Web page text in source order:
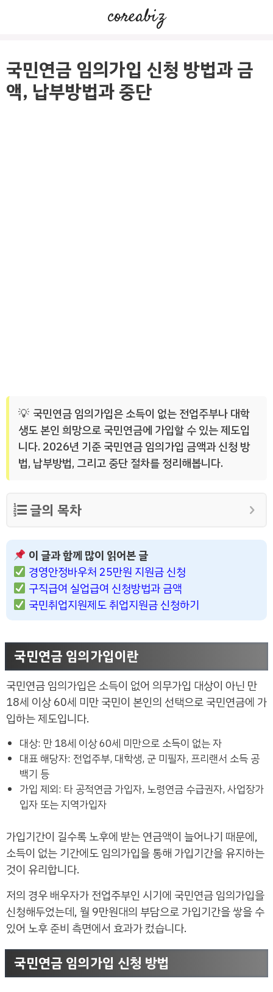
너
coreabiz
국민연금 임의가입 신청 방법과 금
액, 납부방법과 중단
국민연금 임의가입은 소득이 없는 전업주부나 대학
생도 본인 희망으로 국민연금에 가입할 수 있는 제도입
니다. 2026년 기준 국민연금 임의가입 금액과 신청 방
법, 납부방법, 그리고 중단 절차를 정리해봅니다.
글의 목차
이 글과 함께 많이 읽어본 글
경영안정바우처 25만원 지원금 신청
구직급여 실업급여 신청방법과 금액
국민취업지원제도 취업지원금 신청하기
국민연금 임의가입이란
국민연금 임의가입은 소득이 없어 의무가입 대상이 아닌 만
18세 이상 60세 미만 국민이 본인의 선택으로 국민연금에 가
입하는 제도입니다.
대상: 만 18세 이상 60세 미만으로 소득이 없는 자
대표 해당자: 전업주부, 대학생, 군 미필자, 프리랜서 소득 공
백기 등
가입 제외: 타 공적연금 가입자, 노령연금 수급권자, 사업장가
입자 또는 지역가입자
가입기간이 길수록 노후에 받는 연금액이 늘어나기 때문에,
소득이 없는 기간에도 임의가입을 통해 가입기간을 유지하는
것이 유리합니다.
저의 경우 배우자가 전업주부인 시기에 국민연금 임의가입을
신청해두었는데, 월 9만원대의 부담으로 가입기간을 쌓을 수
있어 노후 준비 측면에서 효과가 컸습니다.
국민연금 임의가입 신청 방법